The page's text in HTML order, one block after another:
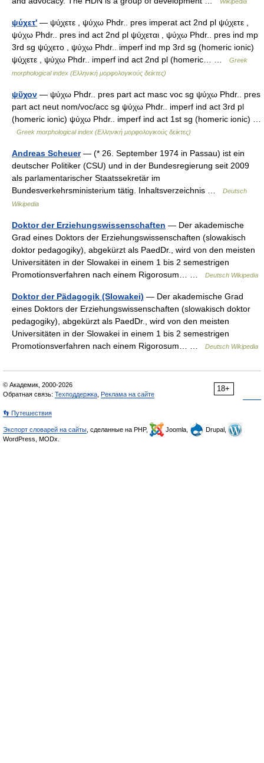
ψύχετ' — ψύ̱χετε , ψύχω Phdr.. pres imperat act 2nd pl ψύ̱χετε ,
ψύχω Phdr.. pres ind act 2nd pl ψύ̱χεται , ψύχω Phdr.. pres ind mp
3rd sg ψύ̱χετο , ψύχω Phdr.. imperf ind mp 3rd sg (homeric ionic)
ψύ̱χετε , ψύχω Phdr.. imperf ind act 2nd pl (homeric… …
Greek
morphological index (Ελληνική μορφολογικούς δείκτες)
ψῦχον — ψύχω Phdr.. pres part act masc voc sg ψύχω Phdr.. pres
part act neut nom/voc/acc sg ψύχω Phdr.. imperf ind act 3rd pl
(homeric ionic) ψύχω Phdr.. imperf ind act 1st sg (homeric ionic) …
Greek morphological index (Ελληνική μορφολογικούς δείκτες)
Andreas Scheuer— (* 26. September 1974 in Passau) ist ein
deutscher Politiker (CSU) und in der Bundesregierung seit 2009
als parlamentarischer Staatssekretär im
Bundesverkehrsministerium tätig. Inhaltsverzeichnis …
Deutsch
Wikipedia
Doktor der Erziehungswissenschaften — Der akademische
Grad eines Doktors der Erziehungswissenschaften (slowakisch
doktor pedagogiky), abgekürzt als PaedDr., wird von den meisten
Universitäten in der Slowakei in einem 1 bis 2 semestrigen
Promotionsverfahren nach einem Rigorosum… …
Deutsch Wikipedia
Doktor der Pädagogik (Slowakei) — Der akademische Grad
eines Doktors der Erziehungswissenschaften (slowakisch doktor
pedagogiky), abgekürzt als PaedDr., wird von den meisten
Universitäten in der Slowakei in einem 1 bis 2 semestrigen
Promotionsverfahren nach einem Rigorosum… …
Deutsch Wikipedia
18+
© Академик, 2000-2026
Обратная связь: Техподдержка Реклама на сайте
👣 Путешествия
Экспорт словарей на сайты , сделанные на PHP, Joomla,
Drupal,
WordPress, MODx.